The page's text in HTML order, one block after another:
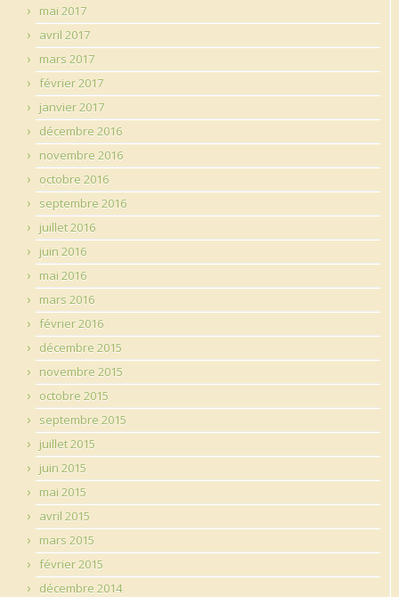
mai 2017
avril 2017
mars 2017
février 2017
janvier 2017
décembre 2016
novembre 2016
octobre 2016
septembre 2016
juillet 2016
juin 2016
mai 2016
mars 2016
février 2016
décembre 2015
novembre 2015
octobre 2015
septembre 2015
juillet 2015
juin 2015
mai 2015
avril 2015
mars 2015
février 2015
décembre 2014